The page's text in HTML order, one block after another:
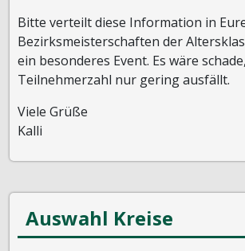
Bitte verteilt diese Information in
Bezirksmeisterschaften der
ein besonderes Event. Es wäre
Teilnehmerzahl nur gering ausfällt.
Viele Grüße
Kalli
Auswahl Kreise